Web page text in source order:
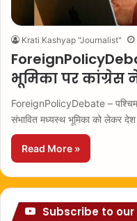
Krati Kashyap "Journalist"
भूमिका पर कांग्रेस
ForeignPolicyDebate – पश्चिम
संभावित मध्यस्थ भूमिका को लेकर
Read More »
Subscribe to